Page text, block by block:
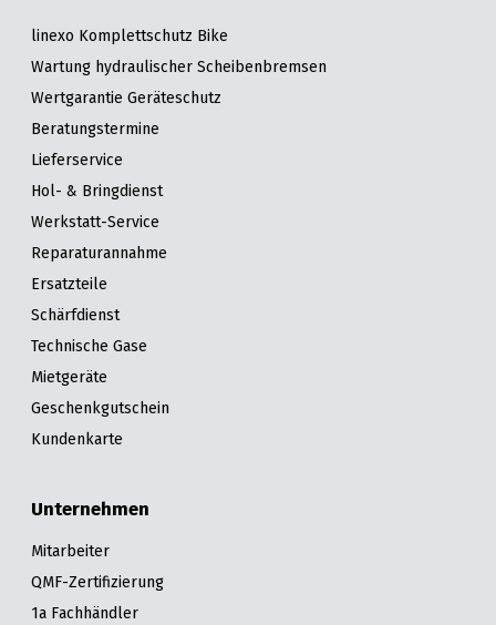
linexo Komplettschutz Bike
Wartung hydraulischer Scheibenbremsen
Wertgarantie Geräteschutz
Beratungstermine
Lieferservice
Hol- & Bringdienst
Werkstatt-Service
Reparaturannahme
Ersatzteile
Schärfdienst
Technische Gase
Mietgeräte
Geschenkgutschein
Kundenkarte
Unternehmen
Mitarbeiter
QMF-Zertifizierung
1a Fachhändler